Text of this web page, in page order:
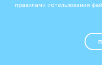
правилами использования